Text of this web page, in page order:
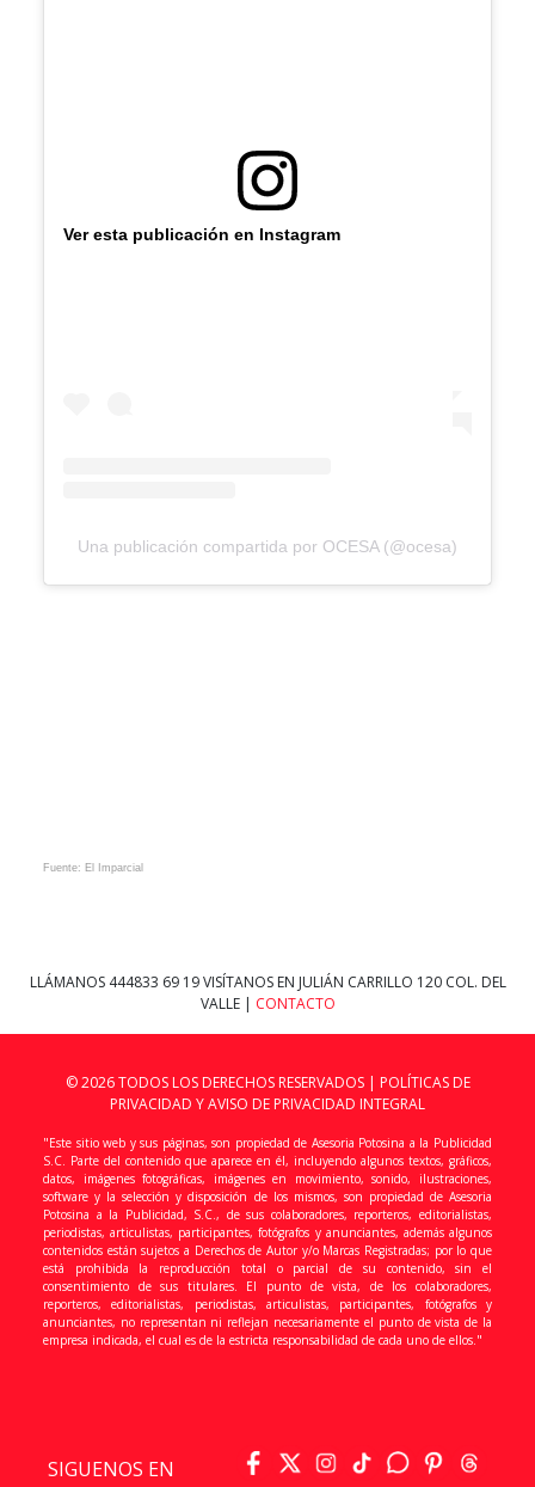
Ver esta publicación en Instagram
Una publicación compartida por OCESA (@ocesa)
Fuente: El Imparcial
LLÁMANOS 444833 69 19VISÍTANOS EN JULIÁN CARRILLO 120 COL. DEL
VALLE | CONTACTO
© 2026 TODOS LOS DERECHOS RESERVADOS | POLÍTICAS DE
PRIVACIDAD Y AVISO DE PRIVACIDAD INTEGRAL
"Este sitio web y sus páginas, son propiedad de Asesoria Potosina a la Publicidad
S.C. Parte del contenido que aparece en él, incluyendo algunos textos, gráficos,
datos, imágenes fotográficas, imágenes en movimiento, sonido, ilustraciones,
software y la selección y disposición de los mismos, son propiedad de Asesoria
Potosina a la Publicidad, S.C., de sus colaboradores, reporteros, editorialistas,
periodistas, articulistas, participantes, fotógrafos y anunciantes, además algunos
contenidos están sujetos a Derechos de Autor y/o Marcas Registradas; por lo que
está prohibida la reproducción total o parcial de su contenido, sin el
consentimiento de sus titulares. El punto de vista, de los colaboradores,
reporteros, editorialistas, periodistas, articulistas, participantes, fotógrafos y
anunciantes, no representan ni reflejan necesariamente el punto de vista de la
empresa indicada, el cual es de la estricta responsabilidad de cada uno de ellos."
SIGUENOS EN